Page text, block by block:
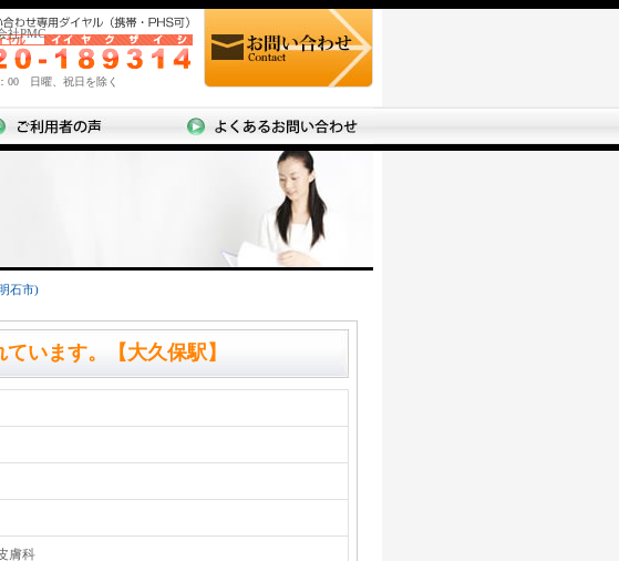
社PMC
00 日曜、祝日を除く
石市)
います。【大久保駅】
膚科